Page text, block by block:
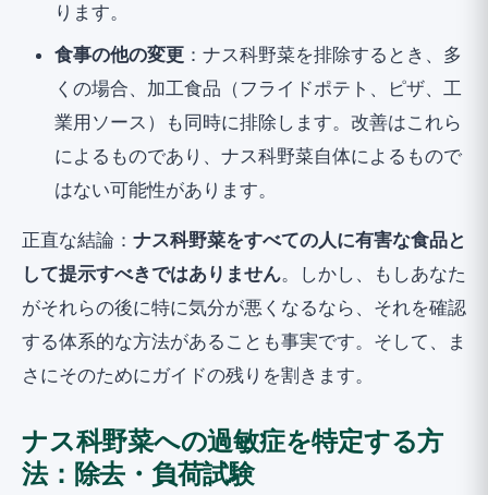
ります。
食事の他の変更 ：ナス科野菜を排除するとき、多
くの場合、加工食品（フライドポテト、ピザ、工
業用ソース）も同時に排除します。改善はこれら
によるものであり、ナス科野菜自体によるもので
はない可能性があります。
正直な結論： ナス科野菜をすべての人に有害な食品と
して提示すべきではありません。しかし、もしあなた
がそれらの後に特に気分が悪くなるなら、それを確認
する体系的な方法があることも事実です。そして、ま
さにそのためにガイドの残りを割きます。
ナス科野菜への過敏症を特定する方
法：除去・負荷試験